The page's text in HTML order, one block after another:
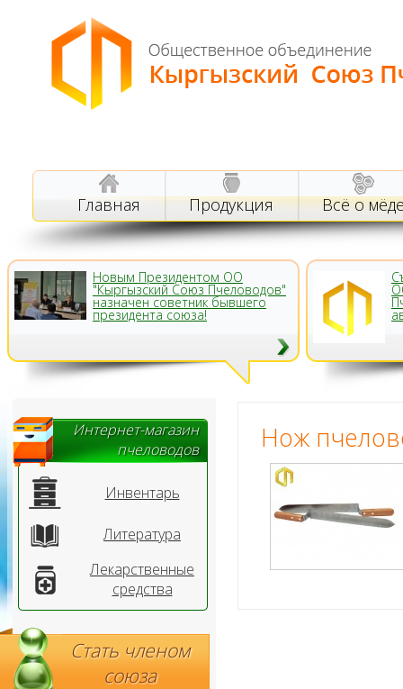
Главная Продукция Всё о
Новым Президентом ОО
"Кыргызский Союз Пчеловодов"
назначен советник бывшего
президента союза!
Интернет-магазин
пчеловодов
Инвентарь
Литература
Лекарственные
средства
Стать членом
союза
Нож